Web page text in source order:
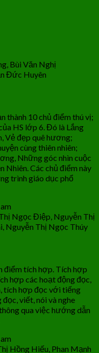
Bùi Văn Nghị
Đức Huyên
thành 10 chủ điểm thú vị;
HS lớp 6. Đó là Lắng
Vẻ đẹp quê hương;
cùng thiên nhiên;
Những góc nhìn cuộc
Nhiên. Các chủ điểm này
trình giáo dục phổ
Ngọc Điệp, Nguyễn Thị
Nguyễn Thị Ngọc Thúy
điểm tích hợp. Tích hợp
hợp các hoạt động đọc,
tích hợp đọc với tiếng
viết, nói và nghe
qua việc hướng dẫn
Hồng Hiếu, Phan Mạnh